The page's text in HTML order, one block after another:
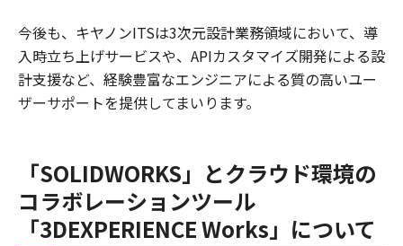
今後も、キヤノンITSは3次元設計業務領域において、導
入時立ち上げサービスや、APIカスタマイズ開発による設
計支援など、経験豊富なエンジニアによる質の高いユー
ザーサポートを提供してまいります。
「SOLIDWORKS」とクラウド環境の
コラボレーションツール
「3DEXPERIENCE Works」について